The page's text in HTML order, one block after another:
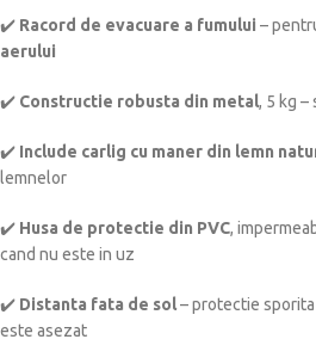
✔️ Racord de evacuare a fumului –
aerului
✔️ Constructie robusta din metal, 5 kg
✔️ Include carlig cu maner din lemn
lemnelor
✔️ Husa de protectie din PVC,
cand nu este in uz
✔️ Distanta fata de sol– protectie
este asezat